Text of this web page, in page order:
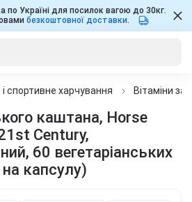
по Україні для посилок вагою до 30кг.
безкоштовної доставки.
і спортивне харчування Вітаміни
каштана, Horse
Century,
60 вегетаріанських
капсулу)